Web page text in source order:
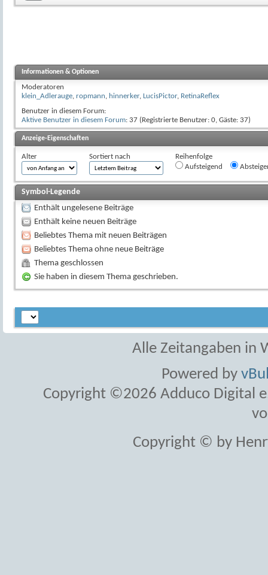
Informationen & Optionen
Moderatoren
klein_Adlerauge, ropmann, hinnerker, LucisPictor, RetinaReflex
Benutzer in diesem Forum:
Aktive Benutzer in diesem Forum: 37 (Registrierte Benutzer: 0, Gäste: 37)
Anzeige-Eigenschaften
Alter Sortiert nach
Reihenfolge
Aufsteigend
Symbol-Legende
Enthält ungelesene Beiträge
Enthält keine neuen Beiträge
Beliebtes Thema mit neuen Beiträgen
Beliebtes Thema ohne neue Beiträge
Thema geschlossen
Sie haben in diesem Thema geschrieben.
Alle Zeitangaben in
Powered by
Copyright ©2026 Adduco Digital
Copyright © by